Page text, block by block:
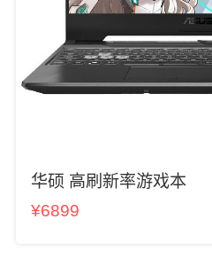
华硕 高刷新率游戏本
¥6899